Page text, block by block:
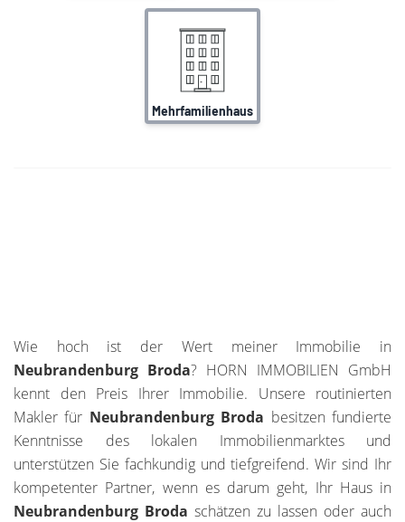
Wie hoch ist der Wert meiner Immobilie in
Neubrandenburg Broda? HORN IMMOBILIEN GmbH
kennt den Preis Ihrer Immobilie. Unsere routinierten
Makler für Neubrandenburg Broda besitzen fundierte
Kenntnisse des lokalen Immobilienmarktes und
unterstützen Sie fachkundig und tiefgreifend. Wir sind Ihr
kompetenter Partner, wenn es darum geht, Ihr Haus in
Neubrandenburg Broda schätzen zu lassen oder auch